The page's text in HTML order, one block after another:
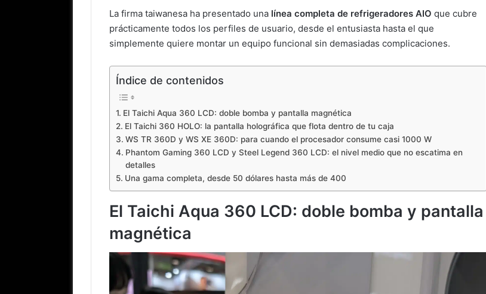
La firma taiwanesa ha presentado una línea completa de refrigeradores AIO que cubre
prácticamente todos los perfiles de usuario, desde el entusiasta hasta el que
simplemente quiere montar un equipo funcional sin demasiadas complicaciones.
Índice de contenidos
El Taichi Aqua 360 LCD: doble bomba y pantalla magnética
El Taichi 360 HOLO: la pantalla holográfica que flota dentro de tu caja
WS TR 360D y WS XE 360D: para cuando el procesador consume casi 1000 W
Phantom Gaming 360 LCD y Steel Legend 360 LCD: el nivel medio que no escatima en
detalles
Una gama completa, desde 50 dólares hasta más de 400
El Taichi Aqua 360 LCD: doble bomba y pantalla
magnética